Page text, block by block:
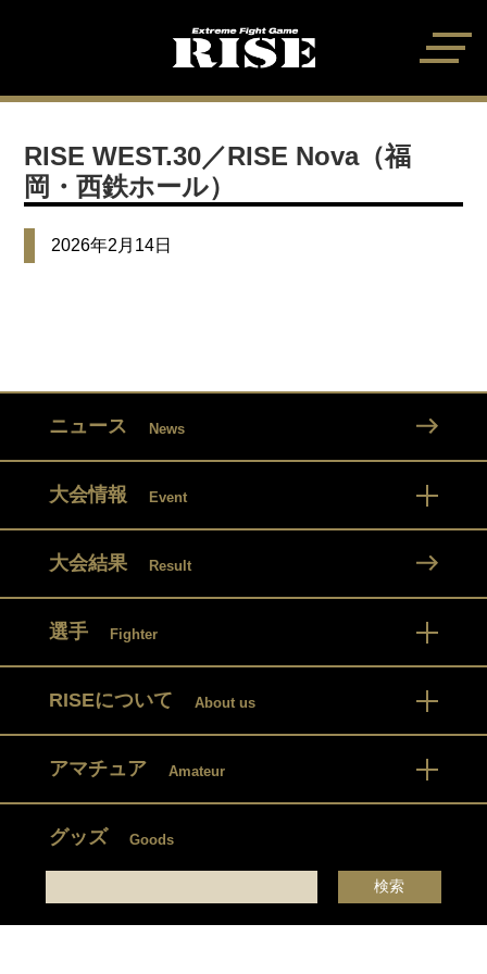
RISE WEST.30／RISE Nova（福
岡・西鉄ホール）
2026年2月14日
ニュース News
大会情報 Event
大会結果 Result
選手 Fighter
RISEについて About us
アマチュア Amateur
グッズ Goods